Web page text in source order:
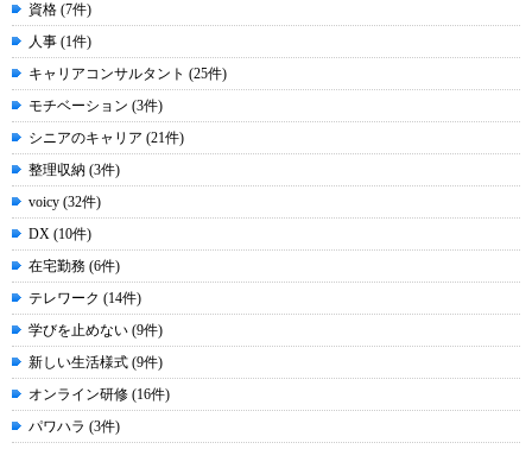
資格 (7件)
人事 (1件)
キャリアコンサルタント (25件)
モチベーション (3件)
シニアのキャリア (21件)
整理収納 (3件)
voicy (32件)
DX (10件)
在宅勤務 (6件)
テレワーク (14件)
学びを止めない (9件)
新しい生活様式 (9件)
オンライン研修 (16件)
パワハラ (3件)